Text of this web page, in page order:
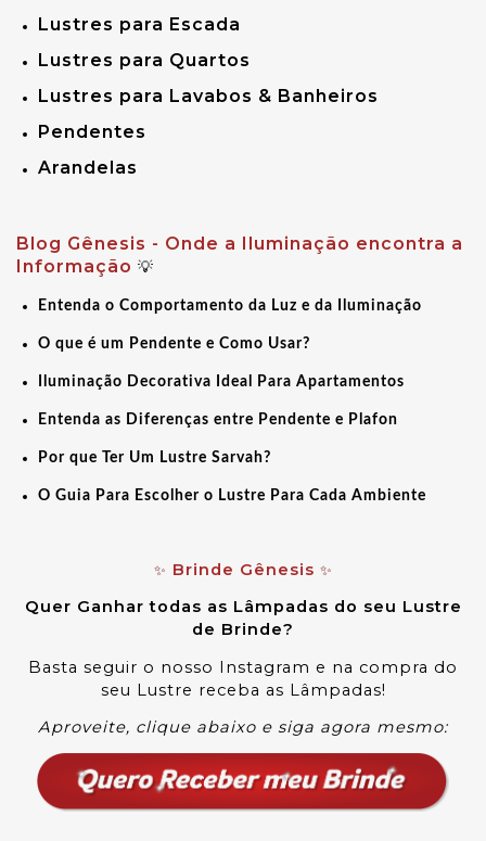
Lustres para Escada
Lustres para Quartos
Lustres para Lavabos & Banheiros
Pendentes
Arandelas
Blog Gênesis - Onde a Iluminação encontra a
Informação 💡
Entenda o Comportamento da Luz e da Iluminação
O que é um Pendente e Como Usar?
Iluminação Decorativa Ideal Para Apartamentos
Entenda as Diferenças entre Pendente e Plafon
Por que Ter Um Lustre Sarvah?
O Guia Para Escolher o Lustre Para Cada Ambiente
✨ Brinde Gênesis ✨
Quer Ganhar todas as Lâmpadas do seu Lustre
de Brinde?
Basta seguir o nosso Instagram e na compra do
seu Lustre receba as Lâmpadas!
Aproveite, clique abaixo e siga agora mesmo: